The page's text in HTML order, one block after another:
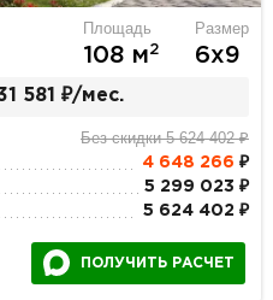
Площадь
108 м2
Размер
6х9
581 ₽/мес.
Без скидки 5 624 402 ₽
4 648 266 ₽
5 299 023 ₽
5 624 402 ₽
ПОЛУЧИТЬ РАСЧЕТ